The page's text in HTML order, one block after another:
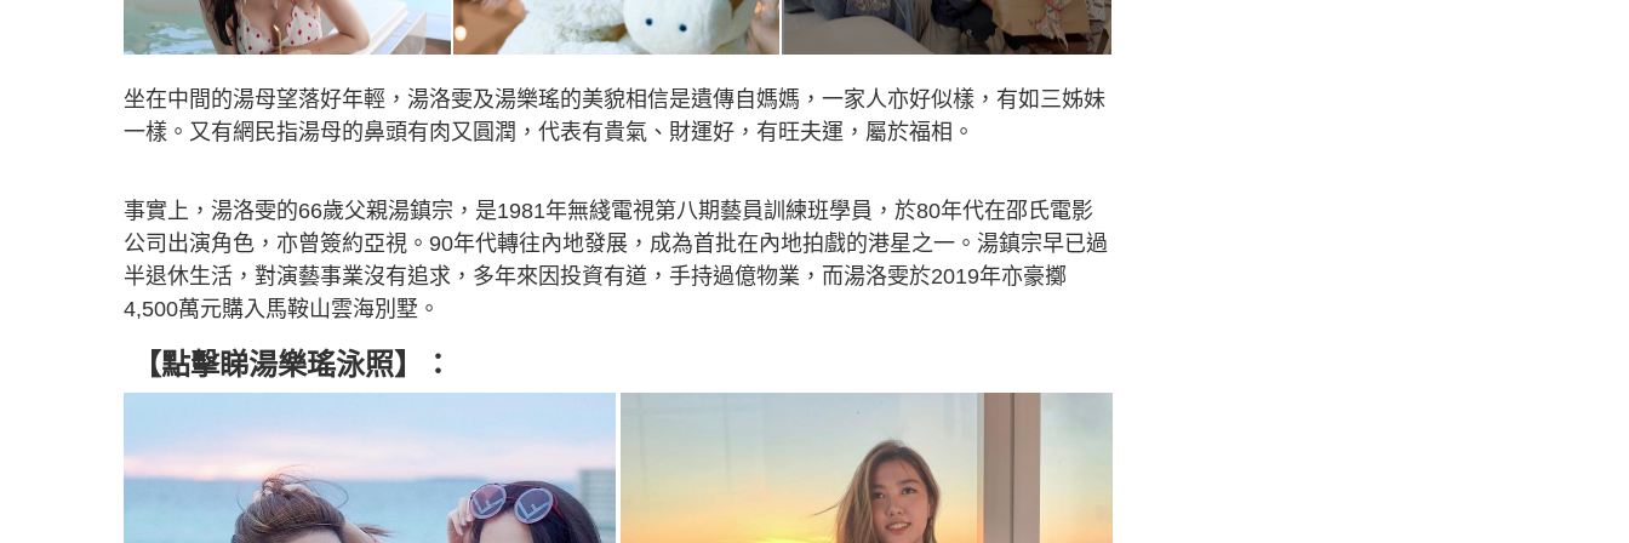
坐在中間的湯母望落好年輕，湯洛雯及湯樂瑤的美貌相信是遺傳自媽媽，一家人亦好似樣，有如三姊妹
一樣。又有網民指湯母的鼻頭有肉又圓潤，代表有貴氣、財運好，有旺夫運，屬於福相。
事實上，湯洛雯的66歲父親湯鎮宗，是1981年無綫電視第八期藝員訓練班學員，於80年代在邵氏電影
公司出演角色，亦曾簽約亞視。90年代轉往內地發展，成為首批在內地拍戲的港星之一。湯鎮宗早已過
半退休生活，對演藝事業沒有追求，多年來因投資有道，手持過億物業，而湯洛雯於2019年亦豪擲
4,500萬元購入馬鞍山雲海別墅。
【點擊睇湯樂瑤泳照】：